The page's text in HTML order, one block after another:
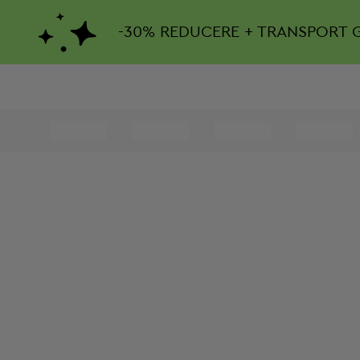
-30% REDUCERE + TRANSPORT